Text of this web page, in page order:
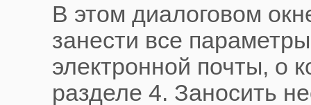
В этом диалоговом
занести все
электронной почты, о
разделе 4. Заносить